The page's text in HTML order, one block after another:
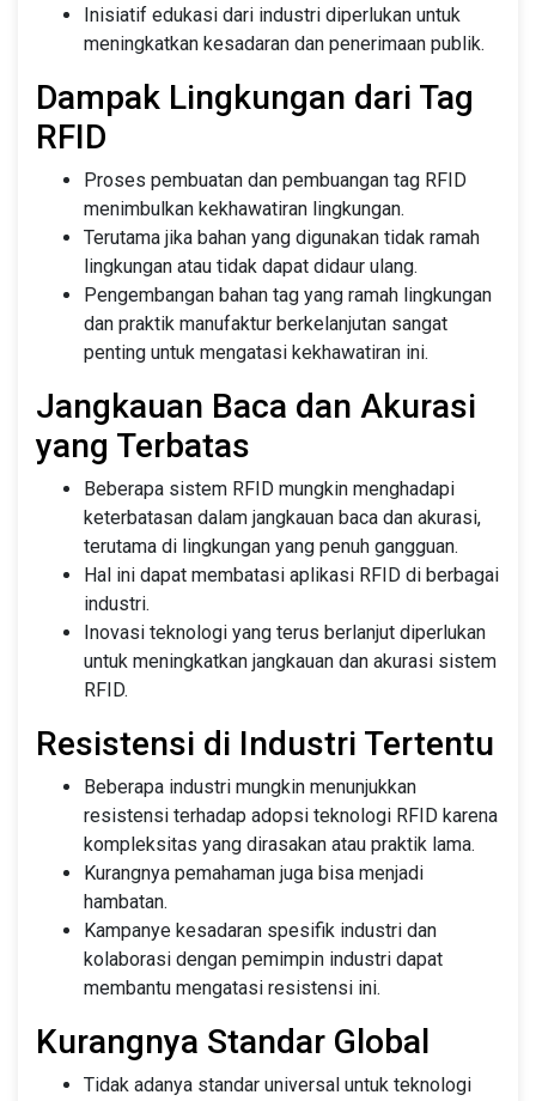
Inisiatif edukasi dari industri diperlukan untuk
meningkatkan kesadaran dan penerimaan publik.
Dampak Lingkungan dari Tag
RFID
Proses pembuatan dan pembuangan tag RFID
menimbulkan kekhawatiran lingkungan.
Terutama jika bahan yang digunakan tidak ramah
lingkungan atau tidak dapat didaur ulang.
Pengembangan bahan tag yang ramah lingkungan
dan praktik manufaktur berkelanjutan sangat
penting untuk mengatasi kekhawatiran ini.
Jangkauan Baca dan Akurasi
yang Terbatas
Beberapa sistem RFID mungkin menghadapi
keterbatasan dalam jangkauan baca dan akurasi,
terutama di lingkungan yang penuh gangguan.
Hal ini dapat membatasi aplikasi RFID di berbagai
industri.
Inovasi teknologi yang terus berlanjut diperlukan
untuk meningkatkan jangkauan dan akurasi sistem
RFID.
Resistensi di Industri Tertentu
Beberapa industri mungkin menunjukkan
resistensi terhadap adopsi teknologi RFID karena
kompleksitas yang dirasakan atau praktik lama.
Kurangnya pemahaman juga bisa menjadi
hambatan.
Kampanye kesadaran spesifik industri dan
kolaborasi dengan pemimpin industri dapat
membantu mengatasi resistensi ini.
Kurangnya Standar Global
Tidak adanya standar universal untuk teknologi